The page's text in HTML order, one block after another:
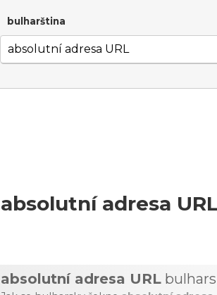
bulharština
absolutní adresa
absolutní adresa URL